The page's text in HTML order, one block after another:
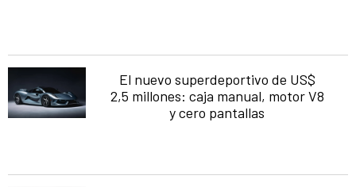
El nuevo superdeportivo de US$
2,5 millones: caja manual, motor V8
y cero pantallas